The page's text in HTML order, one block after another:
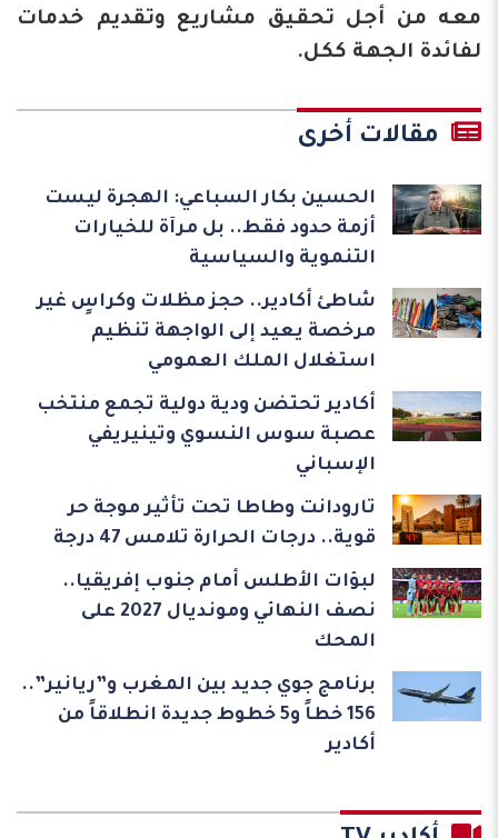
معه من أجل تحقيق مشاريع وتقديم خدمات
لفائدة الجهة ككل.
مقالات أخرى
الحسين بكار السباعي: الهجرة ليست
أزمة حدود فقط.. بل مرآة للخيارات
التنموية والسياسية
شاطئ أكادير.. حجز مظلات وكراسٍ غير
مرخصة يعيد إلى الواجهة تنظيم
استغلال الملك العمومي
أكادير تحتضن ودية دولية تجمع منتخب
عصبة سوس النسوي وتينيريفي
الإسباني
تارودانت وطاطا تحت تأثير موجة حر
قوية.. درجات الحرارة تلامس 47 درجة
لبؤات الأطلس أمام جنوب إفريقيا..
نصف النهائي ومونديال 2027 على
المحك
برنامج جوي جديد بين المغرب و”ريانير”..
156 خطاً و5 خطوط جديدة انطلاقاً من
أكادير